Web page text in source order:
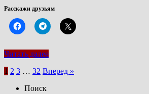
Расскажи друзьям
Читать далее
Пагинация
записей
1 2 3 … 32 Вперед »
Поиск